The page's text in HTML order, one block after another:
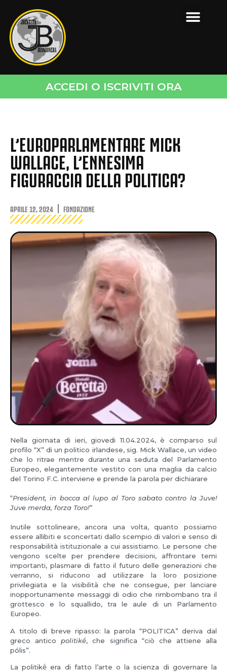
ACCEDI O ISCRIVITI ORA
L’EUROPARLAMENTARE MICK
WALLACE, L’ENNESIMA
FIGURACCIA DELLA POLITICA?
APRILE 12, 2024 FONDAZIONE
Nella giornata di ieri, giovedi 11.04.2024, è comparso sul
profilo “X” di un politico irlandese, sig. Mick Wallace, un video
che lo ritrae mentre durante una seduta del Parlamento
Europeo, elegantemente vestito con una maglia da calcio
del Torino F.C. interviene e prende la parola per dichiarare
“President, in bocca al lupo al Toro sabato contro la Juve!
Juve merda, forza Toro!”
Inutile sottolineare, ancora una volta, quanto possiamo
essere allibiti e sconcertati dallo scempio di valori e senso di
responsabilità istituzionale a cui assistiamo. Le persone che
vengono scelte per prendere decisioni, affrontare temi
importanti, plasmare di fatto il futuro delle generazioni che
verranno, si riducono ad utilizzare la loro posizione
privilegiata e la visibilità che ne consegue, per lanciare
inopportunamente messaggi di odio che rimbombano tra il
grottesco e lo squallido, tra le aule di un Parlamento
Europeo.
A titolo di breve ripasso: la parola “POLITICA” deriva dal
greco anticopolitikḗ, che significa “ciò che attiene alla
pólis”.
La politikḗ era di fatto l’arte o la scienza di governare la